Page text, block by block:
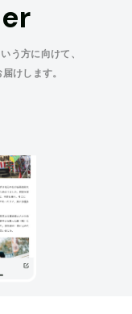
う方に向けて、
けします。